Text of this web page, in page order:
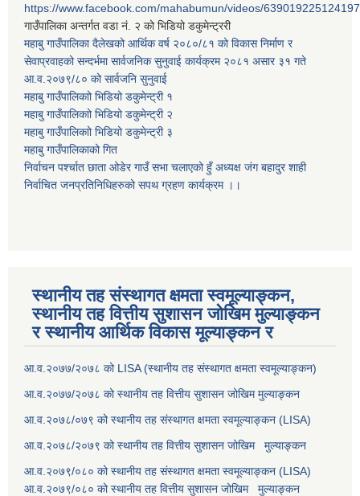
https://www.facebook.com/mahabumun/videos/639019225124197
गाउँपालिका अन्तर्गत वडा नं. २ को भिडियो डकुमेन्ट्ररी
महाबु गाउँपालिका दैलेखको आर्थिक वर्ष २०८०/८१ को विकास निर्माण र
सेवाप्रवाहको सन्दर्भमा सार्वजनिक सुनुवाई कार्यक्रम २०८१ असार ३१ गते
आ.व.२०७९/८० को सार्वजनि सुनुवाई
महाबु गाउँपालिकाो भिडियो डकुमेन्ट्री १
महाबु गाउँपालिकाो भिडियो डकुमेन्ट्री २
महाबु गाउँपालिकाो भिडियो डकुमेन्ट्री ३
महाबु गाउँपालिकाको गित
निर्वाचन पर्श्चात छाता ओडेर गाउँ सभा चलाएको हुँ अध्यक्ष जंग बहादुर शाही
निर्वाचित जनप्रतिनिधिहरुको सपथ ग्रहण कार्यक्रम ।।
स्थानीय तह संस्थागत क्षमता स्वमूल्याङ्कन,
स्थानीय तह वित्तीय सुशासन जोखिम मुल्याङ्कन
र स्थानीय आर्थिक विकास मूल्याङ्कन र
आ.व.२०७७/२०७८ को LISA (स्थानीय तह संस्थागत क्षमता स्वमूल्याङ्कन)
आ.व.२०७७/२०७८ को स्थानीय तह वित्तीय सुशासन जोखिम मुल्याङ्कन
आ.व.२०७८/०७९ को स्थानीय तह संस्थागत क्षमता स्वमूल्याङ्कन (LISA)
आ.व.२०७८/२०७९ को स्थानीय तह वित्तीय सुशासन जोखिम मुल्याङ्कन
आ.व.२०७९/०८० को स्थानीय तह संस्थागत क्षमता स्वमूल्याङ्कन (LISA)
आ.व.२०७९/०८० को स्थानीय तह वित्तीय सुशासन जोखिम मुल्याङ्कन